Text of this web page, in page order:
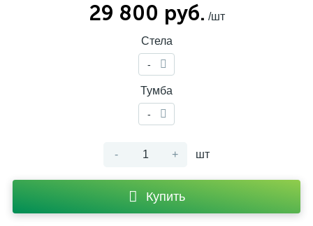
29 800 руб. /шт
Стела
-
Тумба
-
- + шт
Купить